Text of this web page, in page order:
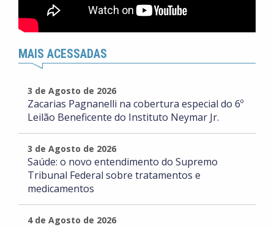
MAIS ACESSADAS
3 de Agosto de 2026
Zacarias Pagnanelli na cobertura especial do 6º
Leilão Beneficente do Instituto Neymar Jr.
3 de Agosto de 2026
Saúde: o novo entendimento do Supremo
Tribunal Federal sobre tratamentos e
medicamentos
4 de Agosto de 2026